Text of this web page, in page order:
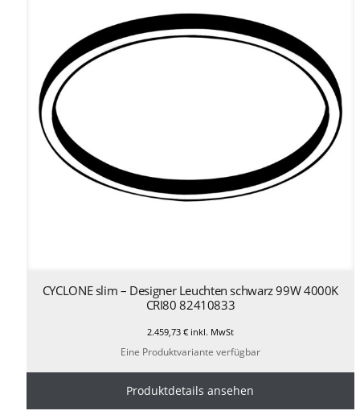
CYCLONE slim – Designer Leuchten schwarz 99W 4000K
CRI80 82410833
2.459,73 €inkl. MwSt
Eine Produktvariante verfügbar
Produktdetails ansehen